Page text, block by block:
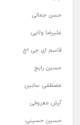
حسن جمالی
علیرضا ولایی
قاسم ای جی اچ
حسین رایج
مصطفی سابین
آرش معروفی
حسین حسینی